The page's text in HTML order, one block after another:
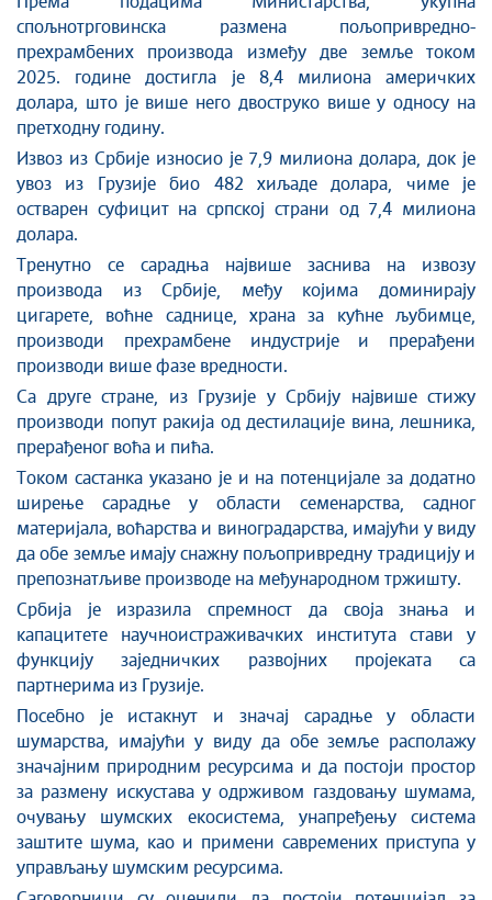
спољнотрговинска размена пољопривредно-
прехрамбених производа између две земље током
2025. године достигла је 8,4 милиона америчких
долара, што је више него двоструко више у односу на
претходну годину.
Извоз из Србије износио је 7,9 милиона долара, док је
увоз из Грузије био 482 хиљаде долара, чиме је
остварен суфицит на српској страни од 7,4 милиона
долара.
Тренутно се сарадња највише заснива на извозу
производа из Србије, међу којима доминирају
цигарете, воћне саднице, храна за кућне љубимце,
производи прехрамбене индустрије и прерађени
производи више фазе вредности.
Са друге стране, из Грузије у Србију највише стижу
производи попут ракија од дестилације вина, лешника,
прерађеног воћа и пића.
Током састанка указано је и на потенцијале за додатно
ширење сарадње у области семенарства, садног
материјала, воћарства и виноградарства, имајући у виду
да обе земље имају снажну пољопривредну традицију и
препознатљиве производе на међународном тржишту.
Србија је изразила спремност да своја знања и
капацитете научноистраживачких института стави у
функцију заједничких развојних пројеката са
партнерима из Грузије.
Посебно је истакнут и значај сарадње у области
шумарства, имајући у виду да обе земље располажу
значајним природним ресурсима и да постоји простор
за размену искустава у одрживом газдовању шумама,
очувању шумских екосистема, унапређењу система
заштите шума, као и примени савремених приступа у
управљању шумским ресурсима.